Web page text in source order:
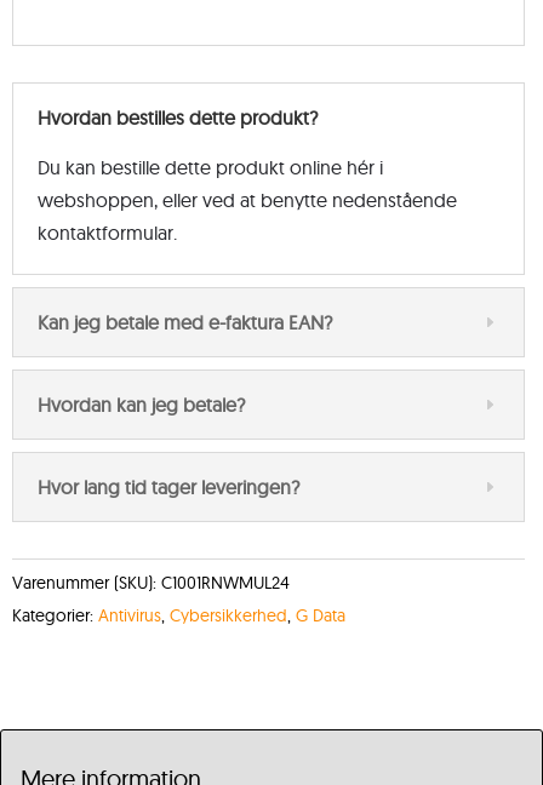
Hvordan bestilles dette produkt?
Du kan bestille dette produkt online hér i
webshoppen, eller ved at benytte nedenstående
kontaktformular.
Kan jeg betale med e-faktura EAN?
Hvordan kan jeg betale?
Hvor lang tid tager leveringen?
Varenummer (SKU): C1001RNWMUL24
Kategorier: Antivirus, Cybersikkerhed, G Data
Mere information